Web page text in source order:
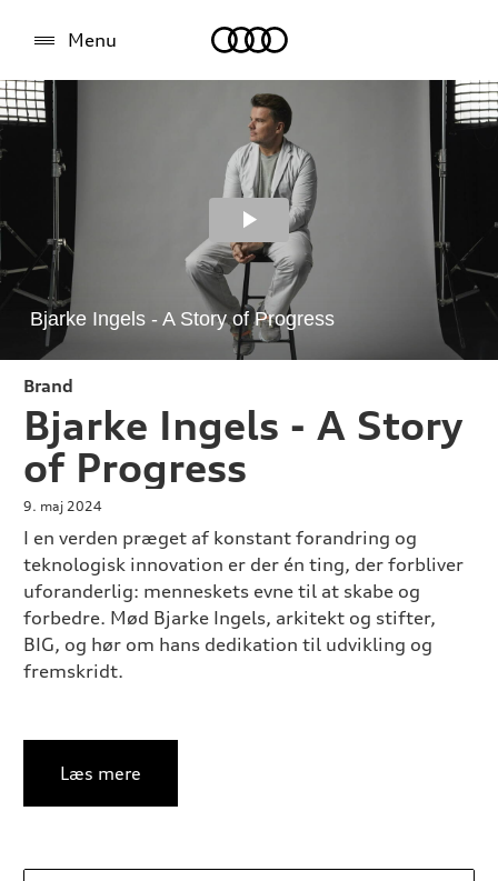
Menu
Brand
Bjarke Ingels - A Story
of Progress
9. maj 2024
I en verden præget af konstant forandring og
teknologisk innovation er der én ting, der forbliver
uforanderlig: menneskets evne til at skabe og
forbedre. Mød Bjarke Ingels, arkitekt og stifter,
BIG, og hør om hans dedikation til udvikling og
fremskridt.
Læs mere